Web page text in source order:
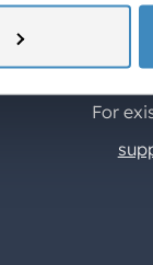
For